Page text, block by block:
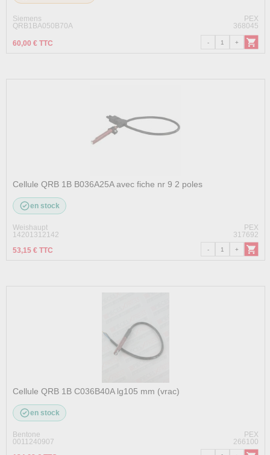
Siemens
PEX
QRB1BA050B70A
368045
60,00 € TTC
Cellule QRB 1B B036A25A avec fiche nr 9 2 poles
en stock
Weishaupt
PEX
14201312142
317692
53,15 € TTC
Cellule QRB 1B C036B40A lg105 mm (vrac)
en stock
Bentone
PEX
0011240907
266100